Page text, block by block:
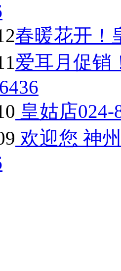
春暖花开！
爱耳月促销
皇姑店024-
欢迎您 神